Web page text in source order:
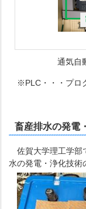
通気自
※PLC・・・プロ
畜産排水の発電
佐賀大学理工学部
水の発電・浄化技術